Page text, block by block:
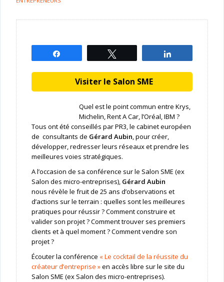
Visiter le Salon SME
Quel est le point commun entre Krys,
Michelin, Rent A Car, l’Oréal, IBM ?
Tous ont été conseillés par PR3, le cabinet européen
de consultants de Gérard Aubin, pour créer,
développer, redresser leurs réseaux et prendre les
meilleures voies stratégiques.
A l’occasion de sa conférence sur le Salon SME (ex
Salon des micro-entreprises), Gérard Aubin
nous révèle le fruit de 25 ans d’observations et
d’actions sur le terrain : quelles sont les meilleures
pratiques pour réussir ? Comment construire et
valider son projet ? Comment trouver ses premiers
clients et à quel moment ? Comment vendre son
projet ?
Écouter la conférence « Le cocktail de la réussite du
créateur d’entreprise »en accès libre sur le site du
Salon SME (ex Salon des micro-entreprises).